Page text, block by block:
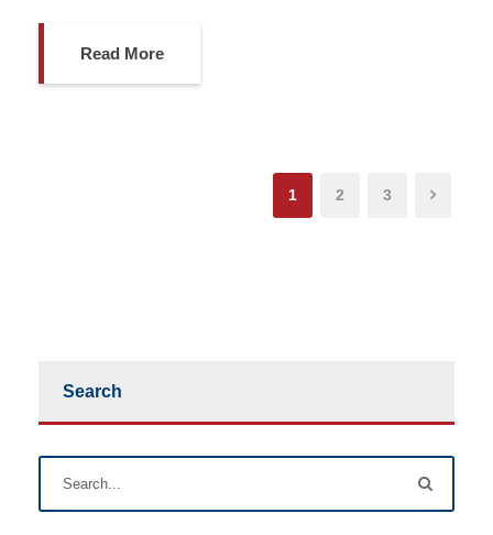
Read More
1 2 3
Search